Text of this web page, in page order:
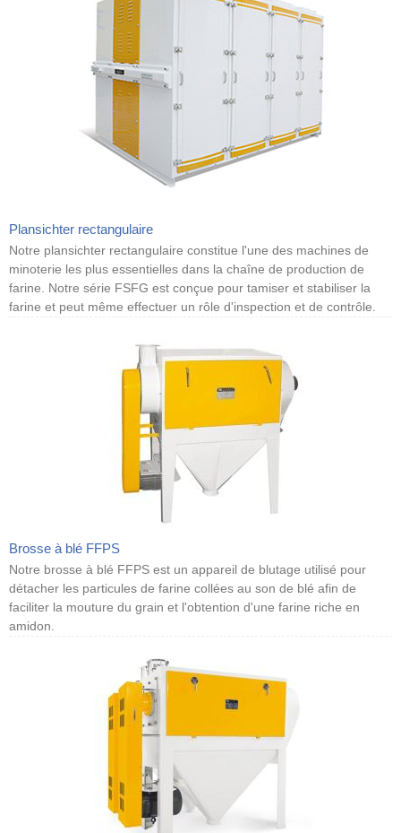
Plansichter rectangulaire
Notre plansichter rectangulaire constitue l'une des machines de
minoterie les plus essentielles dans la chaîne de production de
farine. Notre série FSFG est conçue pour tamiser et stabiliser la
farine et peut même effectuer un rôle d'inspection et de contrôle.
Brosse à blé FFPS
Notre brosse à blé FFPS est un appareil de blutage utilisé pour
détacher les particules de farine collées au son de blé afin de
faciliter la mouture du grain et l'obtention d'une farine riche en
amidon.